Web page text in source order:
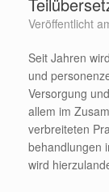
Veröffentlicht
Seit Jahren
und
Versorgung
allem im
verbreiteten
behandlungen
wird